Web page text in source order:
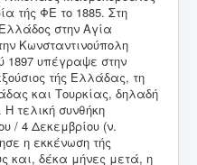
τής ΦΕ το 1885. Στη
στην Αγία
Κωνσταντινούπολη
1897 υπέγραψε στην
τής Ελλάδας, τη
και Τουρκίας, δηλαδή
τελική συνθήκη
/ 4 Δεκεμβρίου (ν.
η εκκένωση τής
και, δέκα μήνες μετά, η